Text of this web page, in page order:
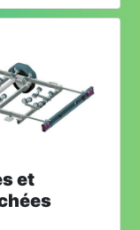
et